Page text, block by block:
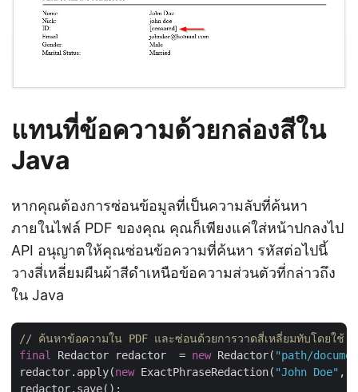
แทนที่ข้อความด้วยกล่องสีใน
Java
หากคุณต้องการซ่อนข้อมูลที่เป็นความลับที่ค้นหา
ภายในไฟล์ PDF ของคุณ คุณก็เพียงแค่ใส่หน้าปกลงไป
API อนุญาตให้คุณซ่อนข้อความที่ค้นหา รหัสต่อไปนี้
วางสี่เหลี่ยมผืนผ้าสีดำเหนือข้อความส่วนตัวที่กล่าวถึง
ใน Java
// ค้นหาข้อความใน PDF และซ่อนด้วยการวาดสี่เหลี่ยมทับโดยใช้
final Redactor redactor  = new Redactor( "path/
redactor.apply(new ExactPhraseRedaction( "John Doe" ,